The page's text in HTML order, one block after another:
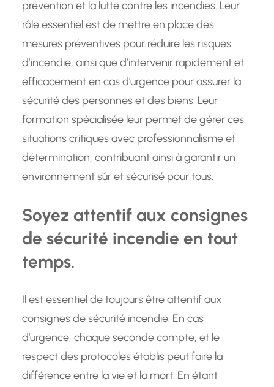
prévention et la lutte contre les incendies. Leur
rôle essentiel est de mettre en place des
mesures préventives pour réduire les risques
d’incendie, ainsi que d’intervenir rapidement et
efficacement en cas d’urgence pour assurer la
sécurité des personnes et des biens. Leur
formation spécialisée leur permet de gérer ces
situations critiques avec professionnalisme et
détermination, contribuant ainsi à garantir un
environnement sûr et sécurisé pour tous.
Soyez attentif aux consignes
de sécurité incendie en tout
temps.
Il est essentiel de toujours être attentif aux
consignes de sécurité incendie. En cas
d’urgence, chaque seconde compte, et le
respect des protocoles établis peut faire la
différence entre la vie et la mort. En étant